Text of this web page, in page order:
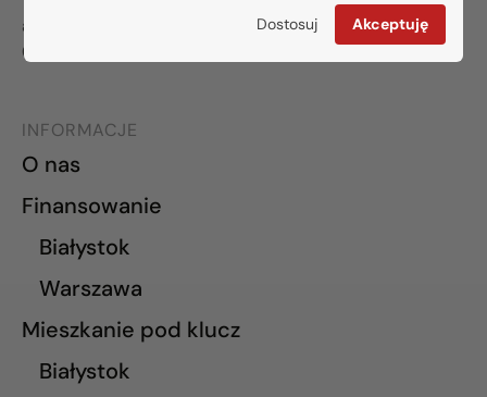
Dostosuj Akceptuję
al. Wilanowska 67E lok. U5
02-765 Warszawa
INFORMACJE
O nas
Finansowanie
Białystok
Warszawa
Mieszkanie pod klucz
Białystok